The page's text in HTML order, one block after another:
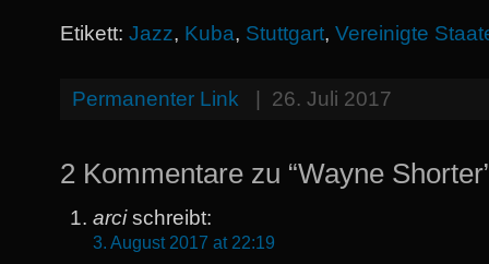
Etikett: Jazz, Kuba, Stuttgart, Vereinigte
Permanenter Link 26. Juli 2017
2 Kommentare zu “Wayne
arcischreibt:
3. August 2017 at 22:19